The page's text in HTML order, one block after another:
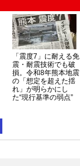
「震度7」に耐える免
震・耐震技術でも破
損。令和8年熊本地震
の「想定を超えた揺
れ」が明らかにし
た“現行基準の弱点”